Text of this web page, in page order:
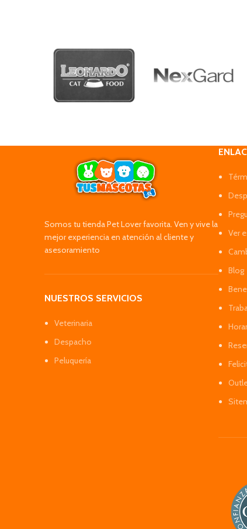
Somos tu tienda Pet Lover favorita. Ven y vive la
mejor experiencia en atención al cliente y
asesoramiento
NUESTROS SERVICIOS
Veterinaria
Despacho
Peluquería
Ver
Blog